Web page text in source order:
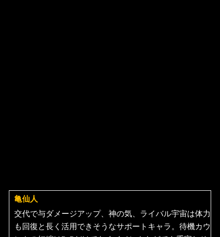
亀仙人
よ
り:
交代で与ダメージアップ、神の気、ライバル宇宙は体力
も回復と長く活用できそうなサポートキャラ。待機カウ